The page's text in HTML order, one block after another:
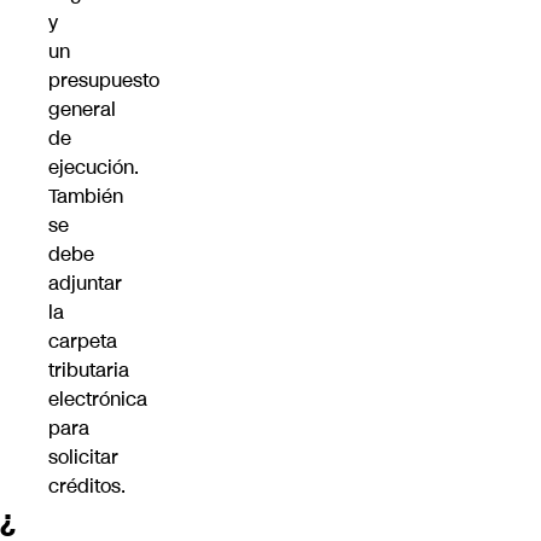
y
un
presupuesto
general
de
ejecución.
También
se
debe
adjuntar
la
carpeta
tributaria
electrónica
para
solicitar
créditos.
¿